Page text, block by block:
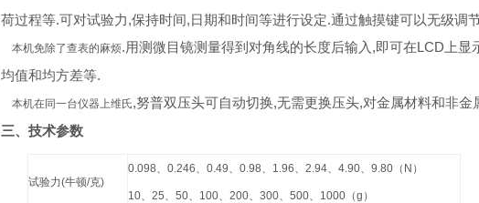
荷过程等.可对试验力,保持时间,日期和时间等进行设定.通过触摸键可以无级调
本机免除了查表的麻烦.用测微目镜测量得到对角线的长度后输入,即可在LCD上
均值和均方差等.
本机在同一台仪器上维氏,努普双压头可自动切换,无需更换压头,对金属材料和非金
三、技术参数
试验力(牛顿/克)
0.098、0.246、0.49、0.98、1.96、2.94、4.90、9.80（N）
10、25、50、100、200、300、500、1000（g）